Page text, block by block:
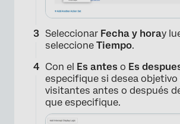
Seleccionar Fecha y horay
seleccione Tiempo.
Con el Es antes o Es
especifique si desea objetivo
visitantes antes o después
que especifique.